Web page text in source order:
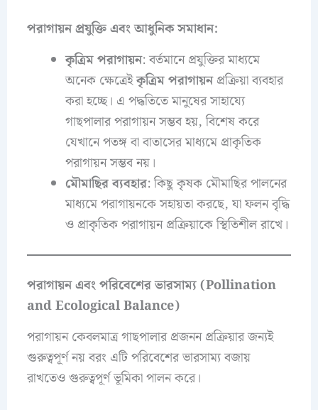
পরাগায়ন প্রযুক্তি এবং আধুনিক সমাধান:
কৃত্রিম পরাগায়ন: বর্তমানে প্রযুক্তির মাধ্যমে
অনেক ক্ষেত্রেইকৃত্রিম পরাগায়নপ্রক্রিয়া ব্যবহার
করা হচ্ছে। এ পদ্ধতিতে মানুষের সাহায্যে
গাছপালার পরাগায়ন সম্ভব হয়, বিশেষ করে
যেখানে পতঙ্গ বা বাতাসের মাধ্যমে প্রাকৃতিক
পরাগায়ন সম্ভব নয়।
মৌমাছির ব্যবহার: কিছু কৃষক মৌমাছির পালনের
মাধ্যমে পরাগায়নকে সহায়তা করছে, যা ফলন বৃদ্ধি
ও প্রাকৃতিক পরাগায়ন প্রক্রিয়াকে স্থিতিশীল রাখে।
পরাগায়ন এবং পরিবেশের ভারসাম্য (Pollination
and Ecological Balance)
পরাগায়ন কেবলমাত্র গাছপালার প্রজনন প্রক্রিয়ার জন্যই
গুরুত্বপূর্ণ নয় বরং এটি পরিবেশের ভারসাম্য বজায়
রাখতেও গুরুত্বপূর্ণ ভূমিকা পালন করে।